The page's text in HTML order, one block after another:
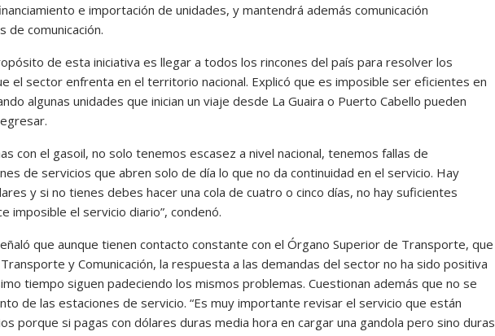
e importación de unidades, y mantendrá además comunicación
de comunicación.
de esta iniciativa es llegar a todos los rincones del país para resolver los
el sector enfrenta en el territorio nacional. Explicó que es imposible ser eficientes en
algunas unidades que inician un viaje desde La Guaira o Puerto Cabello pueden
con el gasoil, no solo tenemos escasez a nivel nacional, tenemos fallas de
de servicios que abren solo de día lo que no da continuidad en el servicio. Hay
y si no tienes debes hacer una cola de cuatro o cinco días, no hay suficientes
imposible el servicio diario”, condenó.
que aunque tienen contacto constante con el Órgano Superior de Transporte, que
y Comunicación, la respuesta a las demandas del sector no ha sido positiva
tiempo siguen padeciendo los mismos problemas. Cuestionan además que no se
de las estaciones de servicio. “Es muy importante revisar el servicio que están
porque si pagas con dólares duras media hora en cargar una gandola pero sino duras